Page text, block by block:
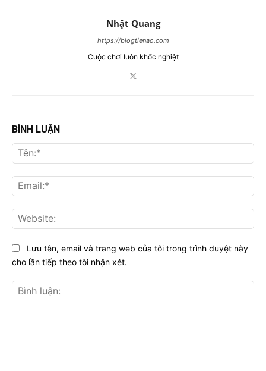
Nhật Quang
https://blogtienao.com
Cuộc chơi luôn khốc nghiệt
BÌNH LUẬN
Lưu tên, email và trang web của tôi trong trình duyệt này
cho lần tiếp theo tôi nhận xét.